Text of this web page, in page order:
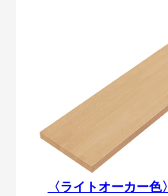
〈ライトオーカー色〉